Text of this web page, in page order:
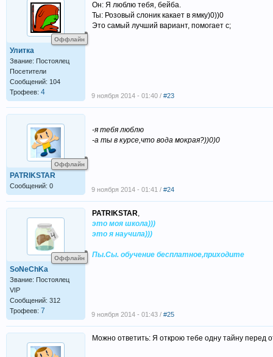
Оффлайн
Улитка
Звание: Постоялец
Посетители
Сообщений: 104
Трофеев: 4
Он: Я люблю тебя, бейба.
Ты: Розовый слоник какает в ямку)0))0
Это самый лучший вариант, помогает с;
9 ноября 2014 - 01:40 / #23
Оффлайн
PATRIKSTAR
Сообщений: 0
-я тебя люблю
-а ты в курсе,что вода мокрая?))0)0
9 ноября 2014 - 01:41 / #24
Оффлайн
SoNeChKa
Звание: Постоялец
VIP
Сообщений: 312
Трофеев: 7
PATRIKSTAR,
это моя школа)))
это я научила)))
Пы.Сы. обучение бесплатное,приходите
9 ноября 2014 - 01:43 / #25
Можно ответить: Я открою тебе одну тайну перед